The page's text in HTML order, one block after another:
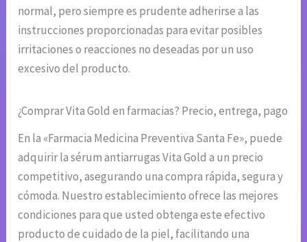
normal, pero siempre es prudente adherirse a las
instrucciones proporcionadas para evitar posibles
irritaciones o reacciones no deseadas por un uso
excesivo del producto.
¿Comprar Vita Gold en farmacias? Precio, entrega, pago
En la «Farmacia Medicina Preventiva Santa Fe», puede
adquirir la sérum antiarrugas Vita Gold a un precio
competitivo, asegurando una compra rápida, segura y
cómoda. Nuestro establecimiento ofrece las mejores
condiciones para que usted obtenga este efectivo
producto de cuidado de la piel, facilitando una